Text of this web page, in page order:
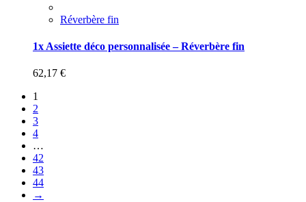
Réverbère fin
1x Assiette déco personnalisée – Réverbère fin
62,17 €
1
2
3
4
…
42
43
44
→